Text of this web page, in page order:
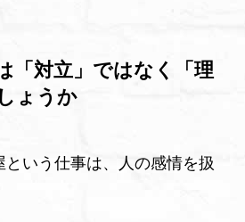
「対立」ではなく「理
ょうか
いう仕事は、人の感情を扱